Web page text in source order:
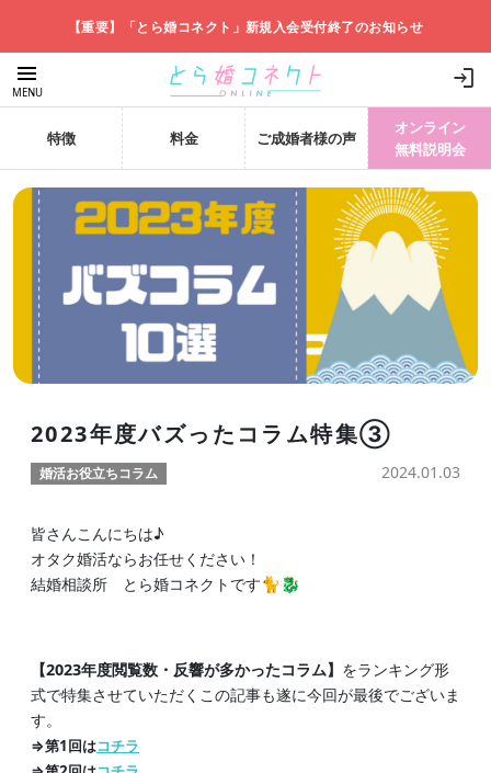
【重要】「とら婚コネクト」新規入会受付終了のお知らせ
menu
MENU login
特徴 料金 ご成婚者様の声
オンライン
無料説明会
2023年度バズったコラム特集③
婚活お役立ちコラム 2024.01.03
皆さんこんにちは♪
オタク婚活ならお任せください！
結婚相談所 とら婚コネクトです🐈🐉
【2023年度閲覧数・反響が多かったコラム】 をランキング形
式で特集させていただくこの記事も遂に今回が最後でございま
す。
⇒第1回はコチラ